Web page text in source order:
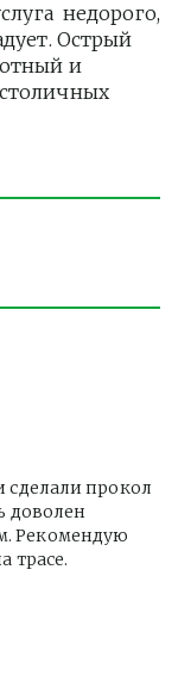
недорого,
Острый
и
прокол
доволен
Рекомендую
трасе.